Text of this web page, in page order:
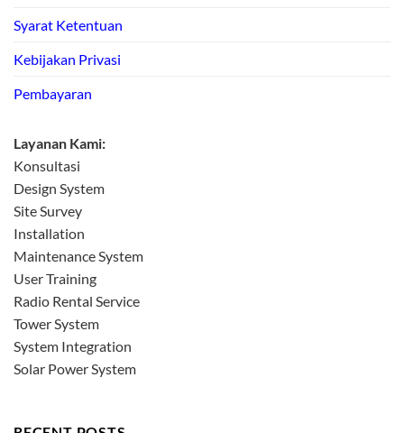
Syarat Ketentuan
Kebijakan Privasi
Pembayaran
Layanan Kami:
Konsultasi
Design System
Site Survey
Installation
Maintenance System
User Training
Radio Rental Service
Tower System
System Integration
Solar Power System